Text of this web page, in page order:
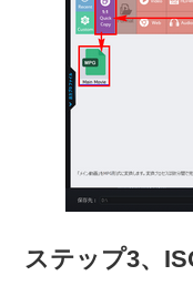
ステップ3、